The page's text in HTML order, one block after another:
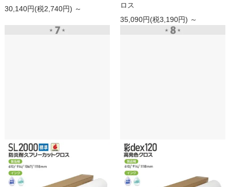
30,140円(税2,740円) ～
ロス
35,090円(税3,190円) ～